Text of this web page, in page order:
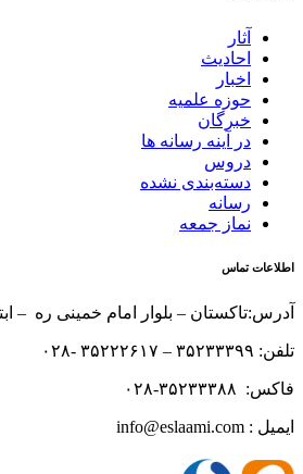
آثار
احادیث
اخبار
حوزه علمیه
خبرگان
در آینه رسانه ها
دروس
دسته‌بندی نشده
رسانه
نماز جمعه
اطلاعات تماس
آدرس:تاکستان – بلوار امام خمینی ره –
تلفن: ۳۵۲۳۳۳۹۹ – ۳۵۲۲۲۶۱۷ -۰۲۸
فاکس: ۳۵۲۳۳۳۸۸-۰۲۸
ایمیل : info@eslaami.com